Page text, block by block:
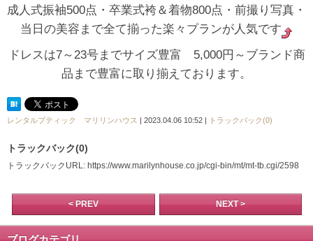
成人式振袖500点・卒業式袴＆着物800点・前撮り写真・
当日の美容まで全て揃った楽々プランが人気です
ドレスは7～23号までサイズ豊富 5,000円～ブランド商
品まで豊富に取り揃えております。
レンタルブティック マリリンハウス | 2023.04.06 10:52 | トラックバック(0)
トラックバック(0)
トラックバックURL: https://www.marilynhouse.co.jp/cgi-bin/mt/mt-tb.cgi/2598
< PREV NEXT >